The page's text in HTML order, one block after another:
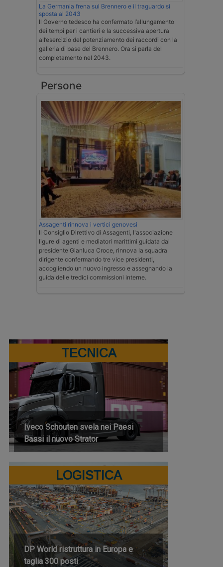
La Germania frena sul Brennero e il traguardo si
sposta al 2043
Il Governo tedesco ha confermato l’allungamento
dei tempi per i cantieri e la successiva apertura
all’esercizio del potenziamento dei raccordi con la
galleria di base del Brennero. Ora si parla del
completamento nel 2043.
Persone
Assagenti rinnova i vertici genovesi
Il Consiglio Direttivo di Assagenti, l'associazione
ligure di agenti e mediatori marittimi guidata dal
presidente Gianluca Croce, rinnova la squadra
dirigente confermando tre vice presidenti,
accogliendo un nuovo ingresso e assegnando la
guida delle tredici commissioni interne.
TECNICA
Iveco Schouten svela nei Paesi
Bassi il nuovo Strator
LOGISTICA
DP World ristruttura in Europa e
taglia 300 posti